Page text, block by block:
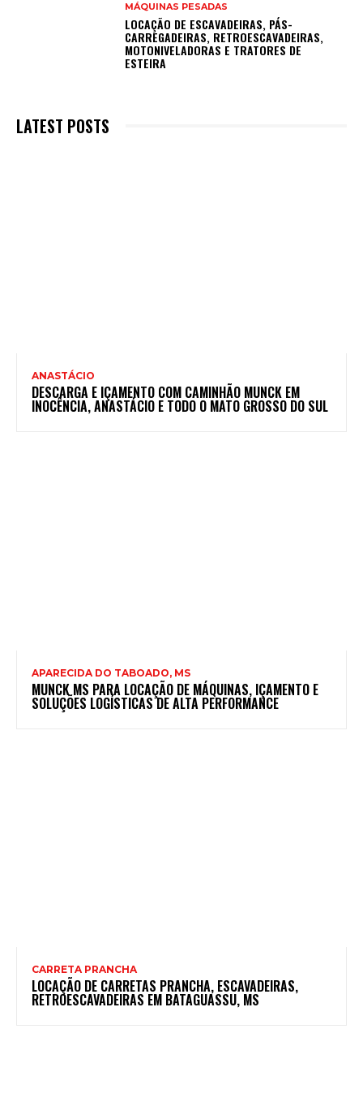
MÁQUINAS PESADAS
LOCAÇÃO DE ESCAVADEIRAS, PÁS-
CARREGADEIRAS, RETROESCAVADEIRAS,
MOTONIVELADORAS E TRATORES DE
ESTEIRA
LATEST POSTS
ANASTÁCIO
DESCARGA E IÇAMENTO COM CAMINHÃO MUNCK EM
INOCÊNCIA, ANASTÁCIO E TODO O MATO GROSSO DO SUL
APARECIDA DO TABOADO, MS
MUNCK MS PARA LOCAÇÃO DE MÁQUINAS, IÇAMENTO E
SOLUÇÕES LOGÍSTICAS DE ALTA PERFORMANCE
CARRETA PRANCHA
LOCAÇÃO DE CARRETAS PRANCHA, ESCAVADEIRAS,
RETROESCAVADEIRAS EM BATAGUASSU, MS